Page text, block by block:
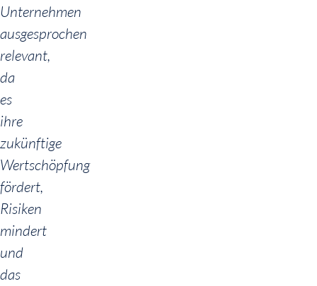
Unternehmen
ausgesprochen
relevant,
da
es
ihre
zukünftige
Wertschöpfung
fördert,
Risiken
mindert
und
das